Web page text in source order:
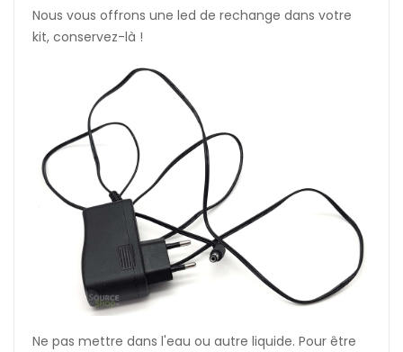
Nous vous offrons une led de rechange dans votre
kit, conservez-là !
Ne pas mettre dans l'eau ou autre liquide. Pour être